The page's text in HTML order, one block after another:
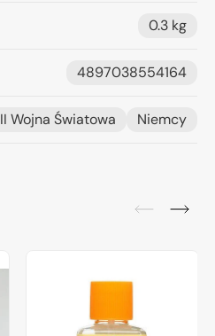
0.3 kg
4897038554164
II Wojna Światowa Niemcy